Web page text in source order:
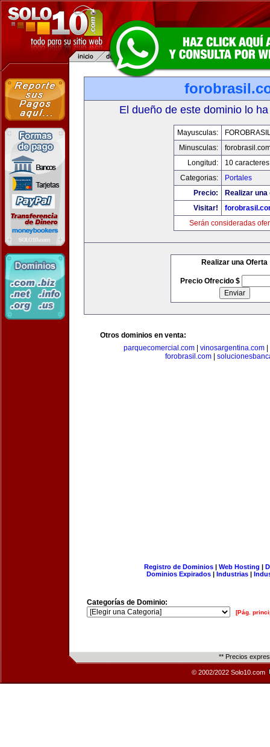
El dueño de este dominio lo
Mayusculas:
Minusculas:
Longitud:
10 caracteres
Categorias:
Portales
Precio:
Realizar
Visitar!
Serán consideradas
Realizar una Oferta
Precio Ofrecido $
Otros dominios en venta:
parquecomercial.com
vinosargentina.com
forobrasil.com|
Registro de Dominios| Web Hosting |
Dominios Expirados | Industrias |
Categorías de Dominio:
[Pág.
** Precios
© 2002/2022 Solo10.com